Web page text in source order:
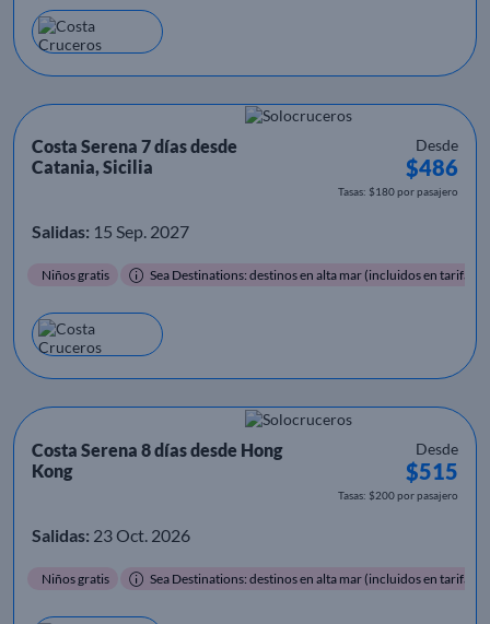
Costa Serena 7 días desde
Catania, Sicilia
Desde
$486
Tasas: $180 por pasajero
Salidas: 15 Sep. 2027
Niños gratis Sea Destinations: destinos en alta mar (incluidos en tarifa)
Costa Serena 8 días desde Hong
Kong
Desde
$515
Tasas: $200 por pasajero
Salidas: 23 Oct. 2026
Niños gratis Sea Destinations: destinos en alta mar (incluidos en tarifa)